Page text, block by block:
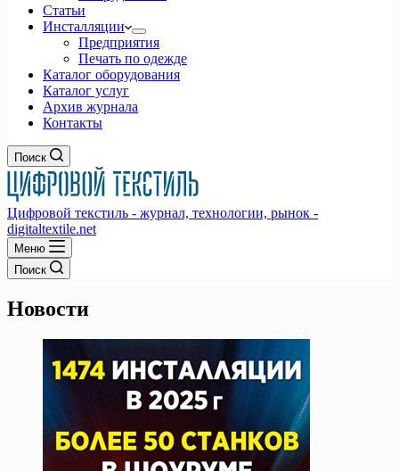
Статьи
Инсталляции
Предприятия
Печать по одежде
Каталог оборудования
Каталог услуг
Архив журнала
Контакты
Поиск
Цифровой текстиль - журнал, технологии, рынок -
digitaltextile.net
Меню
Поиск
Новости